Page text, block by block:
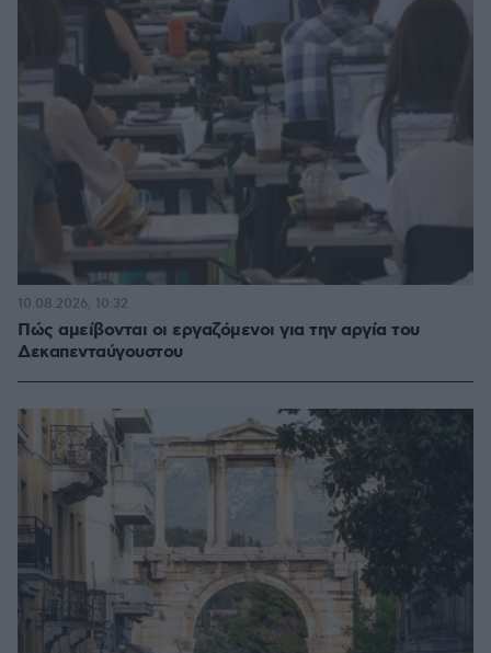
Πώς αμείβονται οι εργαζόμενοι για την αργία του
Δεκαπενταύγουστου
10.08.2026, 10:32